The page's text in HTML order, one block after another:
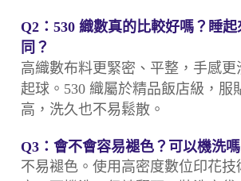
Q2：530 織數真的比較好嗎？睡
同？
高織數布料更緊密、平整，手感
起球。530 織屬於精品飯店級，服
高，洗久也不易鬆散。
Q3：會不會容易褪色？可以機洗嗎
不易褪色。使用高密度數位印花